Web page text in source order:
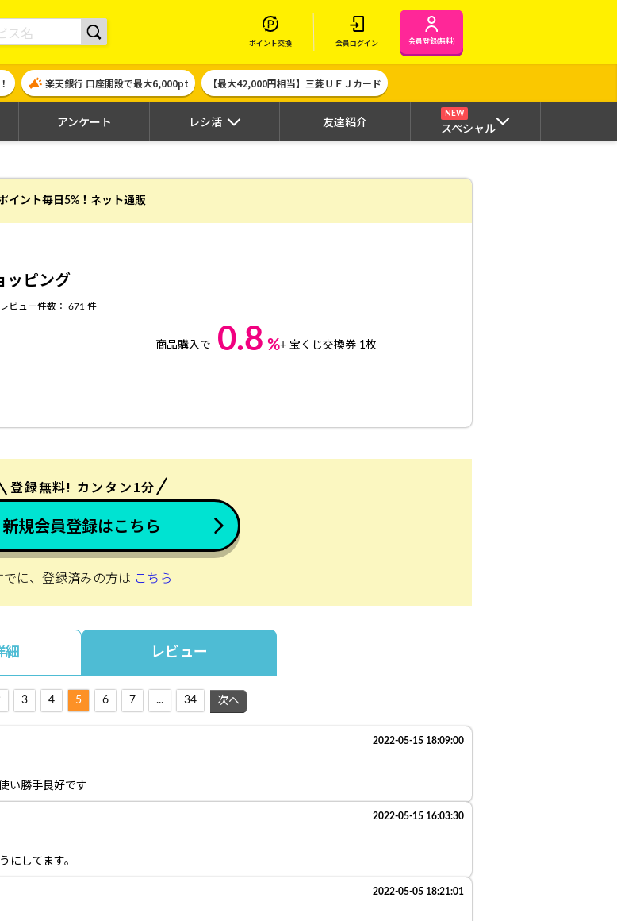
きるポイントサイト | ハピタス
ポイント交換 会員ログイン 会員登録(無料)
楽天銀行 口座開設で最大6,000pt 【最大42,000円相当】三菱ＵＦＪカード
アンケート レシ活 友達紹介
NEW
スペシャル
イント毎日5%！ネット通販
ッピング
レビュー件数： 671 件
商品購入で 0.8 %+ 宝くじ交換券 1枚
登録無料! カンタン1分
新規会員登録はこちら
でに、登録済みの方は こちら
細 レビュー
3 4 5 6 7 ... 34 次へ
2022-05-15 18:09:00
い勝手良好です
2022-05-15 16:03:30
にしてます。
2022-05-05 18:21:01